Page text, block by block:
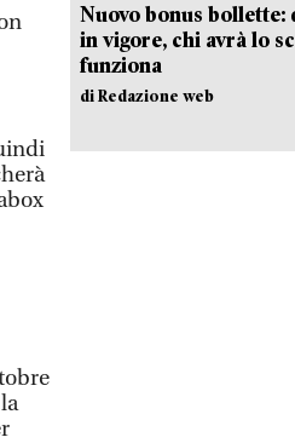
Nuovo bonus bollette:
in vigore, chi avrà lo
funziona
di Redazione web